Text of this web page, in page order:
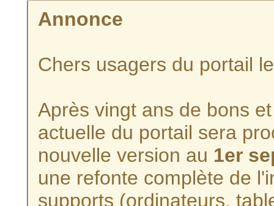
Annonce
Chers usagers du portail
Après vingt ans de bons
actuelle du portail sera
nouvelle version au 1er
une refonte complète de
supports (ordinateurs,